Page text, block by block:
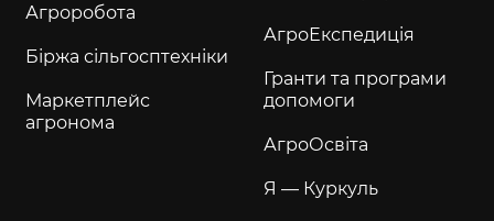
Агроробота
Біржа сільгосптехніки
Маркетплейс
агронома
АгроЕкспедиція
Гранти та програми
допомоги
АгроОсвіта
Я — Куркуль